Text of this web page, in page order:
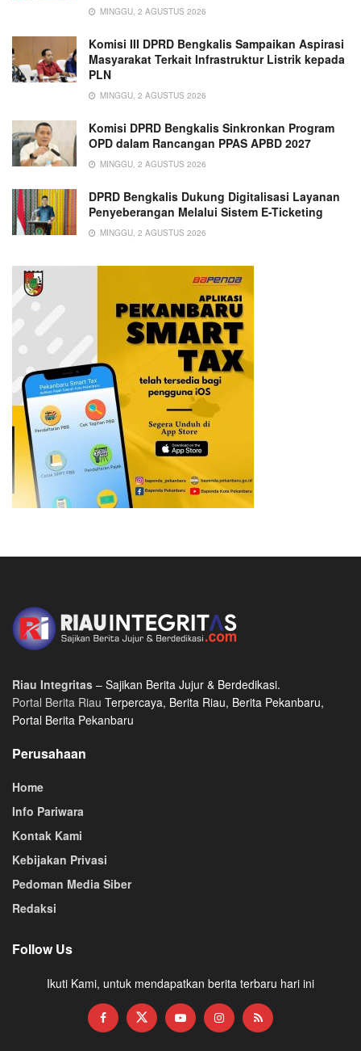
MINGGU, 2 AGUSTUS 2026
Komisi III DPRD Bengkalis Sampaikan Aspirasi
Masyarakat Terkait Infrastruktur Listrik kepada
PLN
MINGGU, 2 AGUSTUS 2026
Komisi DPRD Bengkalis Sinkronkan Program
OPD dalam Rancangan PPAS APBD 2027
MINGGU, 2 AGUSTUS 2026
DPRD Bengkalis Dukung Digitalisasi Layanan
Penyeberangan Melalui Sistem E-Ticketing
MINGGU, 2 AGUSTUS 2026
Riau Integritas – Sajikan Berita Jujur & Berdedikasi.
Portal Berita Riau Terpercaya, Berita Riau, Berita Pekanbaru,
Portal Berita Pekanbaru
Perusahaan
Home
Info Pariwara
Kontak Kami
Kebijakan Privasi
Pedoman Media Siber
Redaksi
Follow Us
Ikuti Kami, untuk mendapatkan berita terbaru hari ini